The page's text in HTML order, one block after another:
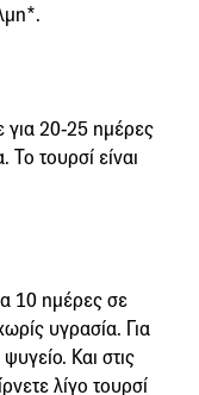
για 20-25 ημέρες
Το τουρσί είναι
10 ημέρες σε
υγρασία. Για
Και στις
λίγο τουρσί